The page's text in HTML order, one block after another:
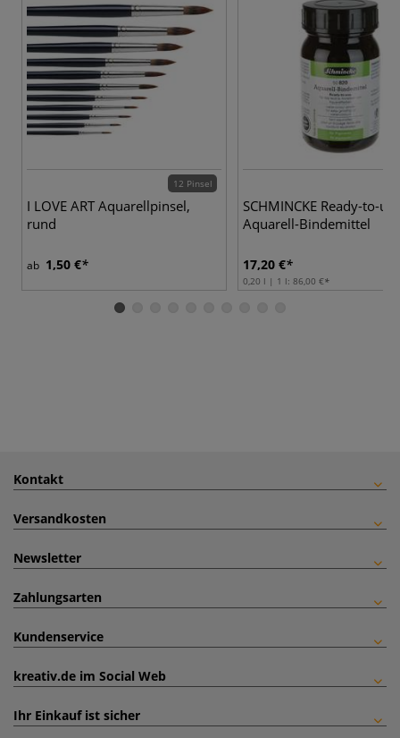
12 Pinsel
I LOVE ART Aquarellpinsel,
rund
ab 1,50 €
SCHMINCKE Ready-to-use
Aquarell-Bindemittel
17,20 €
0,20 l | 1 l: 86,00 €
Kontakt
Versandkosten
Newsletter
Zahlungsarten
Kundenservice
kreativ.de im Social Web
Ihr Einkauf ist sicher